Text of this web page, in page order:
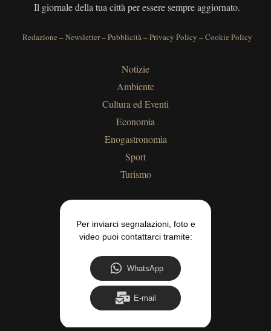
Il giornale della tua città per essere sempre aggiornato.
Redazione –Newsletter–Pubblicità–Privacy Policy –Cookie Policy
Notizie
Ambiente
Cultura ed Eventi
Economia
Enogastronomia
Sport
Turismo
Per inviarci segnalazioni, foto e
video puoi contattarci tramite:
WhatsApp
E-mail